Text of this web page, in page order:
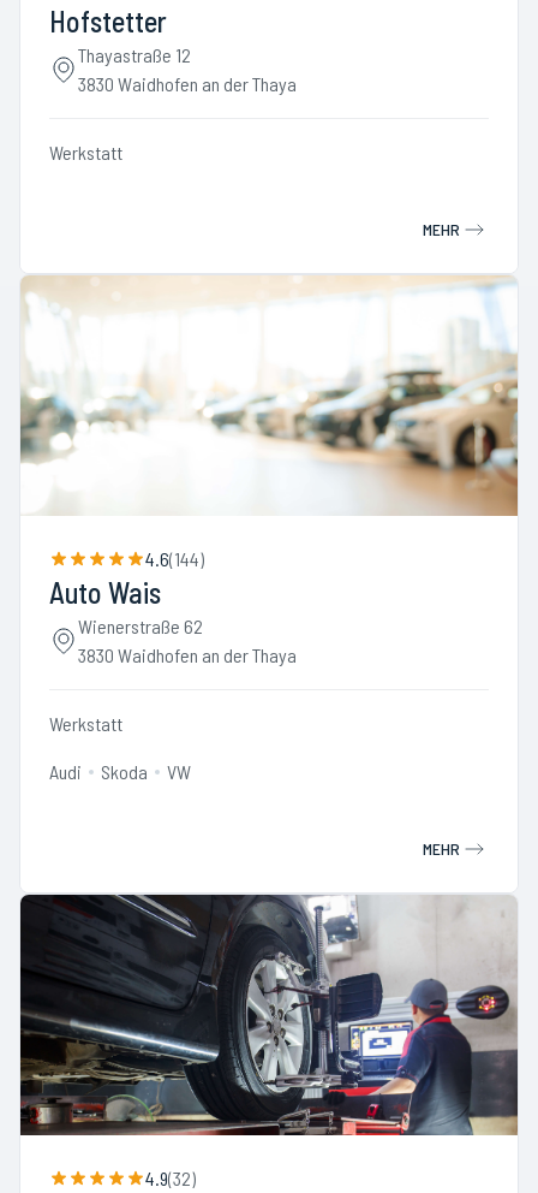
Hofstetter
Thayastraße 12
3830 Waidhofen an der Thaya
Werkstatt
MEHR
4.6(144)
Auto Wais
Wienerstraße 62
3830 Waidhofen an der Thaya
Werkstatt
Audi Skoda VW
MEHR
4.9(32)